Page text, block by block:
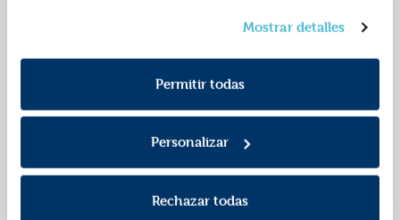
consentimiento en cualquier momento. Para más
información consulta laPolítica de Cookiesy la
Política de Privacidad.
Mostrar detalles
Permitir todas
Personalizar
Rechazar todas
Books4pocket
Autor:Kova, Elise
La enciclopedia de
Editorial:
Autor:Fawcett, Heather